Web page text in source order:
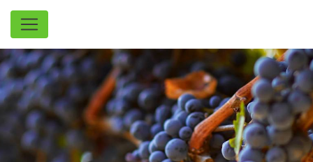
Panneau de gestion des cookies